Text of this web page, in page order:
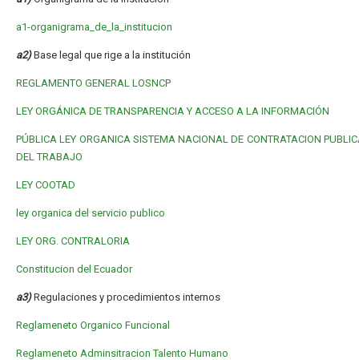
a1-organigrama_de_la_institucion
a2) Base legal que rige a la institución
REGLAMENTO GENERAL LOSNCP
LEY ORGÁNICA DE TRANSPARENCIA Y ACCESO A LA INFORMACIÓN
PÚBLICA LEY ORGANICA SISTEMA NACIONAL DE CONTRATACION
DEL TRABAJO
LEY COOTAD
ley organica del servicio publico
LEY ORG. CONTRALORIA
Constitucion del Ecuador
a3)Regulaciones y procedimientos internos
Reglameneto Organico Funcional
Reglameneto Adminsitracion Talento Humano